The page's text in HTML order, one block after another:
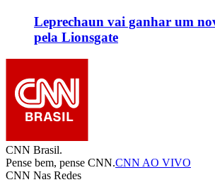
Leprechaun vai ganhar um
pela Lionsgate
CNN Brasil.
Pense bem, pense CNN.CNN AO VIVO
CNN Nas Redes